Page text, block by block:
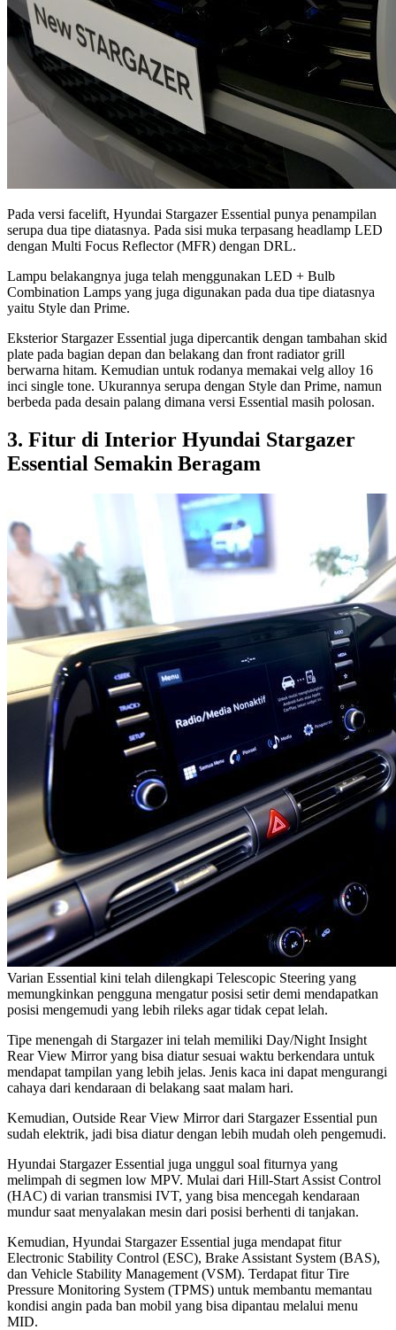
Pada versi facelift, Hyundai Stargazer Essential punya penampilan
serupa dua tipe diatasnya. Pada sisi muka terpasang headlamp LED
dengan Multi Focus Reflector (MFR) dengan DRL.
Lampu belakangnya juga telah menggunakan LED + Bulb
Combination Lamps yang juga digunakan pada dua tipe diatasnya
yaitu Style dan Prime.
Eksterior Stargazer Essential juga dipercantik dengan tambahan skid
plate pada bagian depan dan belakang dan front radiator grill
berwarna hitam. Kemudian untuk rodanya memakai velg alloy 16
inci single tone. Ukurannya serupa dengan Style dan Prime, namun
berbeda pada desain palang dimana versi Essential masih polosan.
3. Fitur di Interior Hyundai Stargazer
Essential Semakin Beragam
Varian Essential kini telah dilengkapi Telescopic Steering yang
memungkinkan pengguna mengatur posisi setir demi mendapatkan
posisi mengemudi yang lebih rileks agar tidak cepat lelah.
Tipe menengah di Stargazer ini telah memiliki Day/Night Insight
Rear View Mirror yang bisa diatur sesuai waktu berkendara untuk
mendapat tampilan yang lebih jelas. Jenis kaca ini dapat mengurangi
cahaya dari kendaraan di belakang saat malam hari.
Kemudian, Outside Rear View Mirror dari Stargazer Essential pun
sudah elektrik, jadi bisa diatur dengan lebih mudah oleh pengemudi.
Hyundai Stargazer Essential juga unggul soal fiturnya yang
melimpah di segmen low MPV. Mulai dari Hill-Start Assist Control
(HAC) di varian transmisi IVT, yang bisa mencegah kendaraan
mundur saat menyalakan mesin dari posisi berhenti di tanjakan.
Kemudian, Hyundai Stargazer Essential juga mendapat fitur
Electronic Stability Control (ESC), Brake Assistant System (BAS),
dan Vehicle Stability Management (VSM). Terdapat fitur Tire
Pressure Monitoring System (TPMS) untuk membantu memantau
kondisi angin pada ban mobil yang bisa dipantau melalui menu
MID.